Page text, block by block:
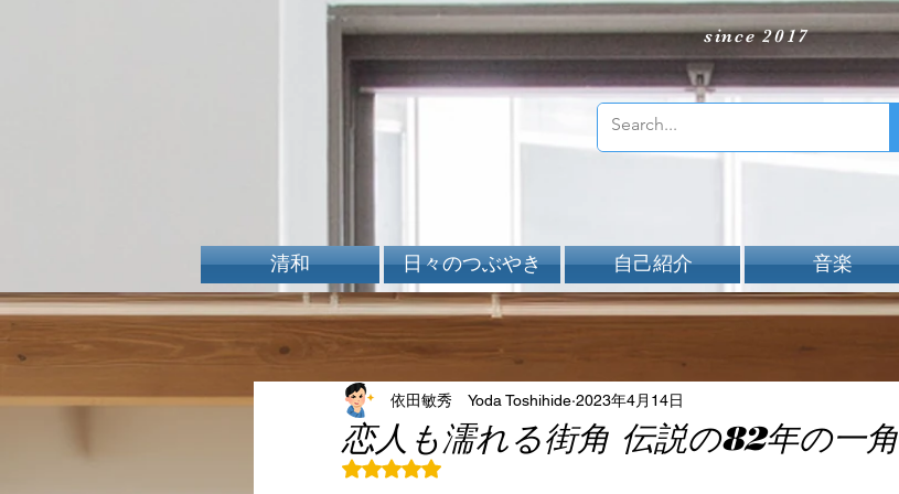
since 2017
清和 日々のつぶやき 自己紹介 音楽
恋人も濡れる街角 伝説の82年の一角
依田敏秀 Yoda Toshihide 2023年4月14日
5つ星のうちNaNと評価されています。